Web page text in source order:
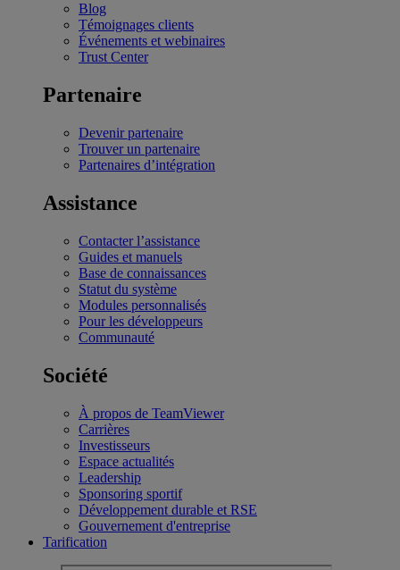
Blog
Témoignages clients
Événements et webinaires
Trust Center
Partenaire
Devenir partenaire
Trouver un partenaire
Partenaires d’intégration
Assistance
Contacter l’assistance
Guides et manuels
Base de connaissances
Statut du système
Modules personnalisés
Pour les développeurs
Communauté
Société
À propos de TeamViewer
Carrières
Investisseurs
Espace actualités
Leadership
Sponsoring sportif
Développement durable et RSE
Gouvernement d'entreprise
Tarification